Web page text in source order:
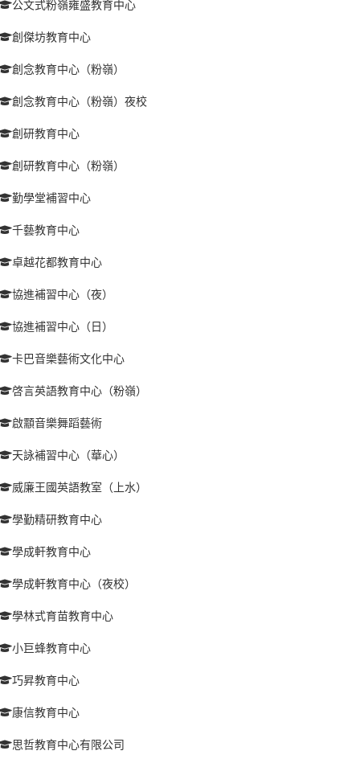
公文式粉嶺雍盛教育中心
創傑坊教育中心
創念教育中心（粉嶺）
創念教育中心（粉嶺）夜校
創研教育中心
創研教育中心（粉嶺）
勤學堂補習中心
千藝教育中心
卓越花都教育中心
協進補習中心（夜）
協進補習中心（日）
卡巴音樂藝術文化中心
啓言英語教育中心（粉嶺）
啟顬音樂舞蹈藝術
天詠補習中心（華心）
威廉王國英語教室（上水）
學勤精研教育中心
學成軒教育中心
學成軒教育中心（夜校）
學林式育苗教育中心
小巨蜂教育中心
巧昇教育中心
康信教育中心
思哲教育中心有限公司